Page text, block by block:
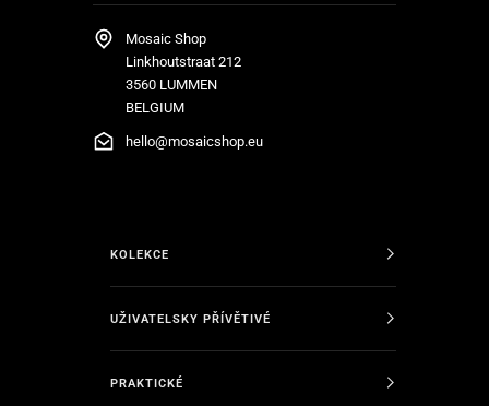
Mosaic Shop
Linkhoutstraat 212
3560 LUMMEN
BELGIUM
hello@mosaicshop.eu
KOLEKCE
UŽIVATELSKY PŘÍVĚTIVÉ
PRAKTICKÉ